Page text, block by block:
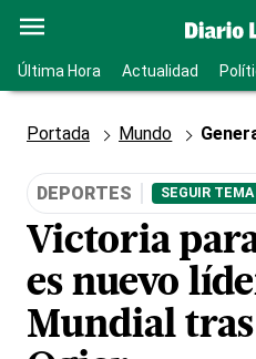
Última Hora Actualidad
Portada Mundo
DEPORTES SEGUIR TEMA
Victoria
es nuevo
Mundial